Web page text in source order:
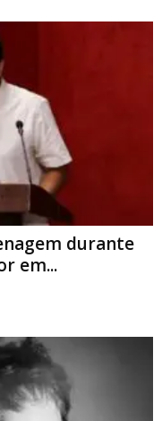
durante
em...